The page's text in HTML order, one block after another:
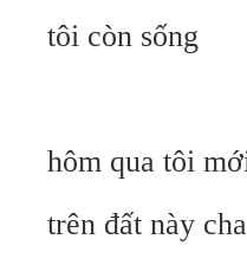
tôi còn sống
hôm qua tôi
trên đất này